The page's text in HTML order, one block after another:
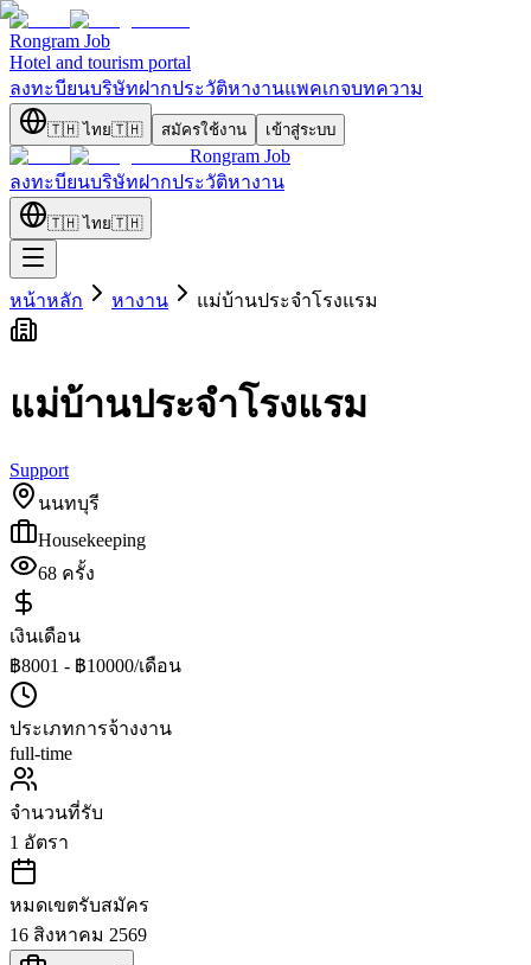
Rongram Job
Hotel and tourism portal
ลงทะบียนบริษัทฝากประวัติหางานแพคเกจบทความ
🇹🇭 ไทย🇹🇭 สมัครใช้งาน เข้าสู่ระบบ
Rongram Job
ลงทะบียนบริษัทฝากประวัติหางาน
🇹🇭 ไทย🇹🇭
หน้าหลัก หางาน แม่บ้านประจำโรงแรม
แม่บ้านประจำโรงแรม
Support
นนทบุรี
Housekeeping
68 ครั้ง
เงินเดือน
฿8001 - ฿10000/เดือน
ประเภทการจ้างงาน
full-time
จำนวนที่รับ
1 อัตรา
หมดเขตรับสมัคร
16 สิงหาคม 2569